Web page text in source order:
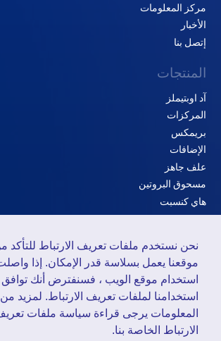
نحن نستخدم ملفات تعريف الارتباط للتأكد
موقعنا يعمل بسلاسة قدر الإمكان. إذا
استخدام موقع الويب ، فسنفترض أنك
استخدامنا لملفات تعريف الارتباط. لمزيد من
المعلومات يرجى قراءة سياسة ملفات
الارتباط الخاصة بنا.
مركز المعلومات
الأخبار
إتصل بنا
المنتجات
آد اوبتيملز
المركزات
بريمكس
الإضافات
علف جاهز
مسحوق البروتين
هاي كنسبت
الدواجن
المجترات
الخنازير